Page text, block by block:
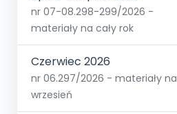
nr 07-08.298-299/2026 -
materiały na cały rok
Czerwiec 2026
nr 06.297/2026 - materiały na
wrzesień